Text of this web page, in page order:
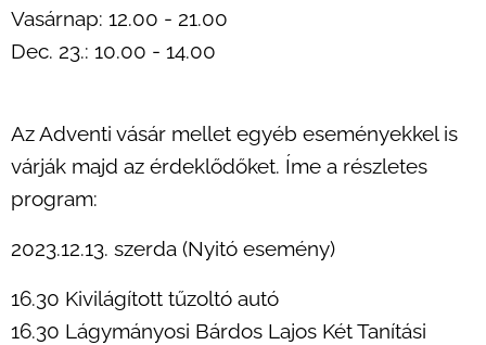
Vasárnap: 12.00 - 21.00
Dec. 23.: 10.00 - 14.00
Az Adventi vásár mellet egyéb eseményekkel is
várják majd az érdeklődőket. Íme a részletes
program:
2023.12.13. szerda (Nyitó esemény)
16.30 Kivilágított tűzoltó autó
16.30 Lágymányosi Bárdos Lajos Két Tanítási